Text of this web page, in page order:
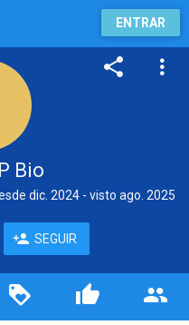
ENTRAR
Bio
dic. 2024- visto ago. 2025
SEGUIR